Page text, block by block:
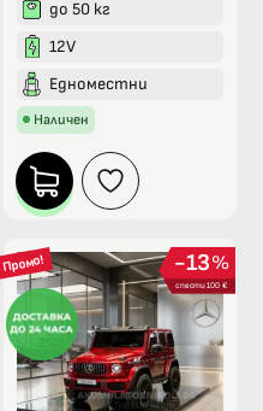
до 50 кг
12V
Едноместни
Наличен
Промо! %
13
спести 100 €